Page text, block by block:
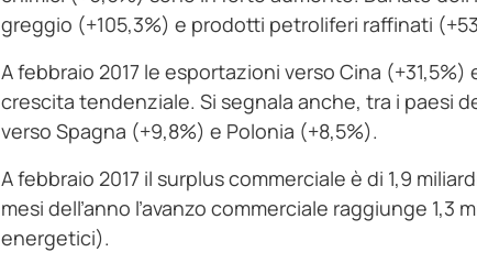
greggio (+105,3%) e prodotti petroliferi raffinati
A febbraio 2017 le esportazioni verso Cina
crescita tendenziale. Si segnala anche, tra i paesi
verso Spagna (+9,8%) e Polonia (+8,5%).
A febbraio 2017 il surplus commerciale è di 1,9
mesi dell’anno l’avanzo commerciale raggiunge
energetici).